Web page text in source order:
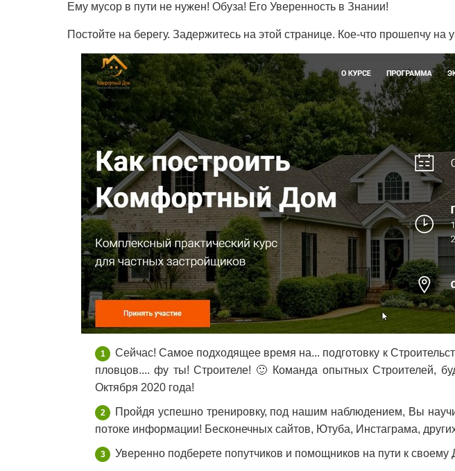
Ему мусор в пути не нужен! Обуза! Его Уверенность в Знании!
Постойте на берегу. Задержитесь на этой странице. Кое-что прошепчу
Сейчас! Самое подходящее время на... подготовку к
пловцов.... фу ты! Строителе! 🙂 Команда опытных Строителей,
Октября 2020 года!
Пройдя успешно тренировку, под нашим наблюдением, Вы
потоке информации! Бесконечных сайтов, Ютуба, Инстаграма,
Уверенно подберете попутчиков и помощников на пути к своему